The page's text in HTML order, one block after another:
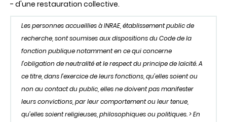
- d'une restauration collective.
Les personnes accueillies à INRAE, établissement public de
recherche, sont soumises aux dispositions du Code de la
fonction publique notamment en ce qui concerne
l’obligation de neutralité et le respect du principe de laïcité. A
ce titre, dans l’exercice de leurs fonctions, qu’elles soient ou
non au contact du public, elles ne doivent pas manifester
leurs convictions, par leur comportement ou leur tenue,
qu’elles soient religieuses, philosophiques ou politiques. > En